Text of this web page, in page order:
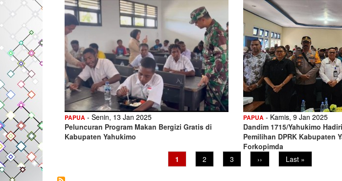
PAPUA - Senin, 13 Jan 2025
Peluncuran Program Makan Bergizi Gratis di
Kabupaten Yahukimo
PAPUA - Kamis, 9 Jan 2025
Dandim 1715/Yahukimo
Pemilihan DPRK Kabupaten
Forkopimda
Current
page
1 Page
2 Page
3
Next
page
››
Last
page
Last »